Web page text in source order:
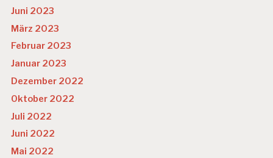
H
EI
N
T
R
N
H
M
Juni 2023
März 2023
Februar 2023
Januar 2023
Dezember 2022
Oktober 2022
Juli 2022
Juni 2022
Mai 2022